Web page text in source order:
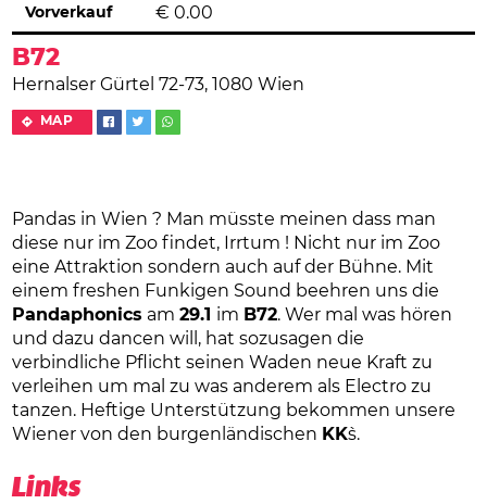
B72
Hernalser Gürtel 72-73, 1080 Wien
MAP
Vorverkauf € 0.00
Pandas in Wien ? Man müsste meinen dass man
diese nur im Zoo findet, Irrtum ! Nicht nur im Zoo
eine Attraktion sondern auch auf der Bühne. Mit
einem freshen Funkigen Sound beehren uns die
Pandaphonics am29.1 im B72. Wer mal was hören
und dazu dancen will, hat sozusagen die
verbindliche Pflicht seinen Waden neue Kraft zu
verleihen um mal zu was anderem als Electro zu
tanzen. Heftige Unterstützung bekommen unsere
Wiener von den burgenländischen KK`s.
Links